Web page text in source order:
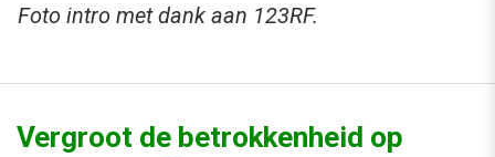
Foto intro met dank aan 123RF.
Vergroot de betrokkenheid op